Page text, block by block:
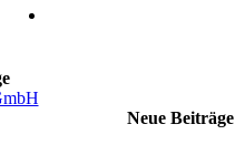
Neue Beiträge